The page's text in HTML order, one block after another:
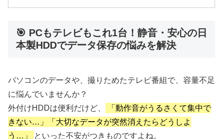
🎯 PCもテレビもこれ1台！静音・安心の日
本製HDDでデータ保存の悩みを解決
パソコンのデータや、撮りためたテレビ番組で、容量不足
に悩んでいませんか？
外付けHDDは便利だけど、
「動作音がうるさくて集中で
きない…」「大切なデータが突然消えたらどうしよ
う…」
といった不安がつきものですよね。